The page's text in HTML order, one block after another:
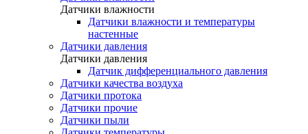
Датчики влажности
Датчики влажности и температуры
настенные
Датчики давления
Датчики давления
Датчик дифференциального давления
Датчики качества воздуха
Датчики протока
Датчики прочие
Датчики пыли